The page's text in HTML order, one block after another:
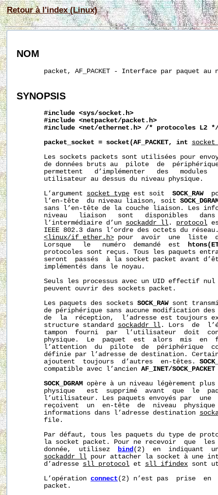
Retour à l'index (Linux)
NOM
packet, AF_PACKET - Interface par paquet au
SYNOPSIS
#include <sys/socket.h>
#include <netpacket/packet.h>
#include <net/ethernet.h> /* protocoles L2
packet_socket = socket(AF_PACKET, int
Les sockets packets sont utilisées pour
de données bruts au  pilote  de
permettent   d’implémenter   des   modules
       utilisateur au dessus du niveau physique.
       L’argument
socket_type est soit SOCK_RAW
       l’en-tête  du niveau liaison, soit
sans l’en-tête de la couche liaison. Les
niveau   liaison   sont   disponibles
       l’intermédiaire d’un
sockaddr_ll . protocol
IEEE 802.3 dans l’ordre des octets du
<linux/if_ether.h> pour  avoir  une  liste
       Lorsque   le   numéro  demandé  est
protocoles sont reçus. Tous les paquets
seront  passés  à la socket packet avant
       implémentés dans le noyau.
Seuls les processus avec un UID effectif
       peuvent ouvrir des sockets packet.
       Les paquets des sockets
SOCK_RAW sont
de périphérique sans aucune modification
de  la  réception,  l’adresse est toujours
       structure standard
sockaddr_ll . Lors  de
tampon  fourni  par  l’utilisateur  doit
physique.  Le  paquet  est  alors  mis  en
l’attention  du  pilote  de  périphérique
définie par l’adresse de destination.
       ajoutent  toujours  d’autres  en-têtes.
       compatible avec l’ancien
AF_INET/SOCK_PACKET
SOCK_DGRAM opère à un niveau légèrement
physique   est  supprimé  avant  que  le
l’utilisateur. Les paquets envoyés par
reçoivent  un  en-tête  de  niveau
       informations dans l’adresse destination
       file.
Par défaut, tous les paquets du type de
la socket packet. Pour ne recevoir  que
       donnée,  utilisez
bind(2)  en  indiquant
sockaddr_ll pour attacher la socket à une
       d’adresse
sll_protocol et sll_ifindex sont
       L’opération
connect (2) n’est pas  prise  en
       packet.